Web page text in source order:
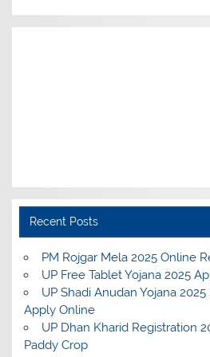
Recent Posts
PM Rojgar Mela 2025 Online
UP Free Tablet Yojana 2025
UP Shadi Anudan Yojana
Apply Online
UP Dhan Kharid Registration
Paddy Crop